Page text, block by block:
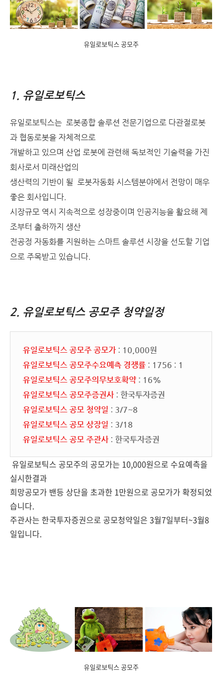
유일로보틱스 공모주
1. 유일로보틱스
유일로보틱스는 로봇종합 솔루션 전문기업으로 다관절로봇
과 협동로봇을 자체적으로
개발하고 있으며 산업 로봇에 관련해 독보적인 기술력을 가진
회사로서 미래산업의
생산력의 기반이 될 로봇자동화 시스템분야에서 전망이 매우
좋은 회사입니다.
시장규모 역시 지속적으로 성장중이며 인공지능을 활요해 제
조부터 출하까지 생산
전공정 자동화를 지원하는 스마트 솔루션 시장을 선도할 기업
으로 주목받고 있습니다.
2. 유일로보틱스 공모주 청약일정
유일로보틱스 공모주 공모가 : 10,000원
유일로보틱스 공모주수요예측 경쟁률 : 1756 : 1
유일로보틱스 공모주의무보호확약 : 16%
유일로보틱스 공모주증권사 : 한국투자증권
유일로보틱스 공모 청약일 : 3/7~8
유일로보틱스 공모 상장일 : 3/18
유일로보틱스 공모 주관사 : 한국투자증권
유일로보틱스 공모주의 공모가는 10,000원으로 수요예측을
실시한결과
희망공모가 밴등 상단을 초과한 1만원으로 공모가가 확정되었
습니다.
주관사는 한국투자증권으로 공모청약일은 3월7일부터~3월8
일입니다.
유일로보틱스 공모주